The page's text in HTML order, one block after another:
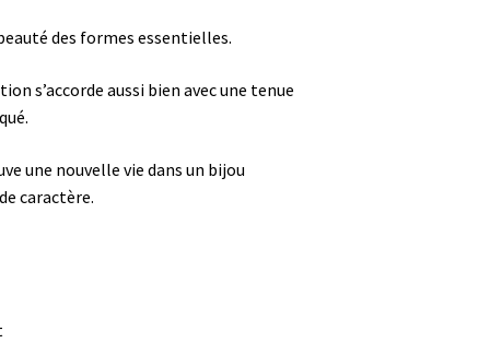
des formes essentielles.
s’accorde aussi bien avec une tenue
une nouvelle vie dans un bijou
caractère.